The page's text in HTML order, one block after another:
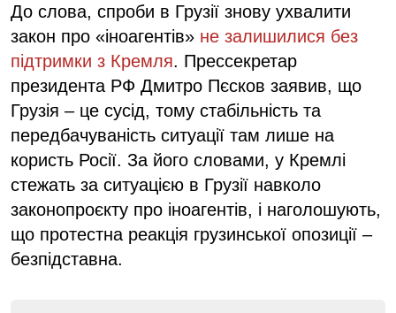
До слова, спроби в Грузії знову ухвалити
закон про «іноагентів» не залишилися без
підтримки з Кремля. Прессекретар
президента РФ Дмитро Пєсков заявив, що
Грузія – це сусід, тому стабільність та
передбачуваність ситуації там лише на
користь Росії. За його словами, у Кремлі
стежать за ситуацією в Грузії навколо
законопроєкту про іноагентів, і наголошують,
що протестна реакція грузинської опозиції –
безпідставна.